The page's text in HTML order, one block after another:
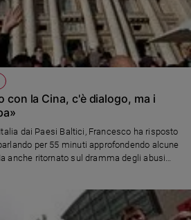
con la Cina, c'è dialogo, ma i
dai Paesi Baltici, Francesco ha risposto
per 55 minuti approfondendo alcune
anche ritornato sul dramma degli abusi